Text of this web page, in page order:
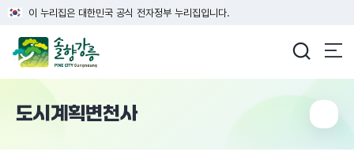
이 누리집은 대한민국 공식 전자정부 누리집입니다.
도시계획변천사